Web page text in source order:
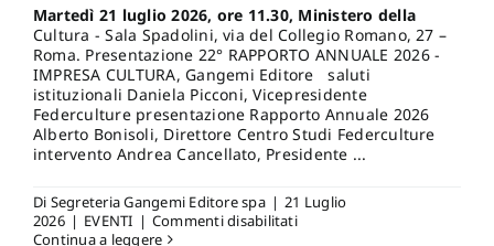
Martedì 21 luglio 2026, ore 11.30, Ministero della
Cultura - Sala Spadolini, via del Collegio Romano, 27 –
Roma. Presentazione 22° RAPPORTO ANNUALE 2026 -
IMPRESA CULTURA, Gangemi Editore saluti
istituzionali Daniela Picconi, Vicepresidente
Federculture presentazione Rapporto Annuale 2026
Alberto Bonisoli, Direttore Centro Studi Federculture
intervento Andrea Cancellato, Presidente ...
Di Segreteria Gangemi Editore spa | 21 Luglio
2026 | EVENTI | Commenti disabilitatisu
Continua a leggere